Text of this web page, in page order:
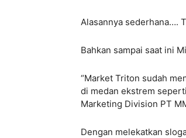
Alasannya sederhana….
Bahkan sampai saat ini
“Market Triton sudah
di medan ekstrem
Marketing Division PT
Dengan melekatkan